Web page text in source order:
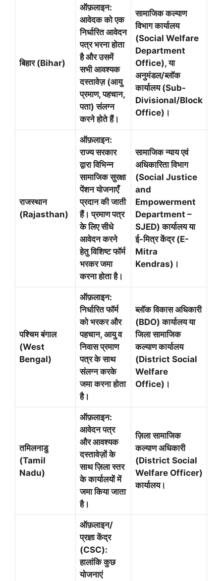
बिहार (Bihar)
ऑफ़लाइन:
आवेदक को एक
निर्धारित आवेदन
पत्र भरना होता
है और उसमें
सभी आवश्यक
दस्तावेज़ (आयु
प्रमाण, पहचान,
पता) संलग्न
करने होते हैं।
सामाजिक कल्याण
विभाग कार्यालय
(Social Welfare
Department
Office), या
अनुमंडल/ब्लॉक
कार्यालय (Sub-
Divisional/Block
Office)।
राजस्थान
(Rajasthan)
ऑफ़लाइन:
राज्य सरकार
द्वारा विभिन्न
सामाजिक सुरक्षा
पेंशन योजनाएँ
प्रदान की जाती
हैं। प्रमाण पत्र
के लिए सीधे
आवेदन करने
हेतु विशिष्ट फॉर्म
भरकर जमा
करना होता है।
सामाजिक न्याय एवं
अधिकारिता विभाग
(Social Justice
and
Empowerment
Department –
SJED) कार्यालय या
ई-मित्र केंद्र (E-
Mitra
Kendras)।
पश्चिम बंगाल
(West
Bengal)
ऑफ़लाइन:
निर्धारित फॉर्म
को भरकर और
पहचान, आयु व
निवास प्रमाण
पत्र के साथ
संलग्न करके
जमा करना होता
है।
ब्लॉक विकास अधिकारी
(BDO) कार्यालय या
जिला सामाजिक
कल्याण कार्यालय
(District Social
Welfare
Office)।
तमिलनाडु
(Tamil
Nadu)
ऑफ़लाइन:
आवेदन पत्र
और आवश्यक
दस्तावेज़ों के
साथ ज़िला स्तर
के कार्यालयों में
जमा किया जाता
है।
ज़िला सामाजिक
कल्याण अधिकारी
(District Social
Welfare Officer)
कार्यालय।
ऑफ़लाइन/
प्रज्ञा केंद्र
(CSC):
हालांकि कुछ
योजनाएं